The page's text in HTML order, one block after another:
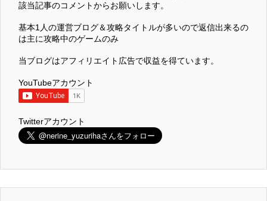
該当記事のコメントからお願いします。
基本1人の運営ブログ＆攻略タイトルが多いので返信出来るの
は主に攻略中のゲームのみ
当ブログはアフィリエイト広告で収益を得ています。
YouTubeアカウント
Twitterアカウント